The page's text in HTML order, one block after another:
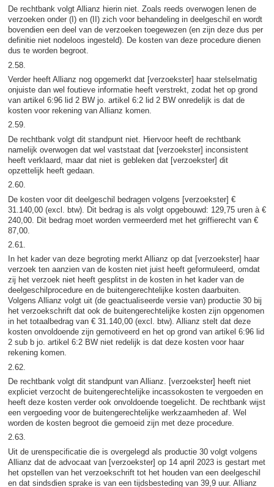
De rechtbank volgt Allianz hierin niet. Zoals reeds overwogen lenen de
verzoeken onder (I) en (II) zich voor behandeling in deelgeschil en wordt
bovendien een deel van de verzoeken toegewezen (en zijn deze dus per
definitie niet nodeloos ingesteld). De kosten van deze procedure dienen
dus te worden begroot.
2.58.
Verder heeft Allianz nog opgemerkt dat [verzoekster] haar stelselmatig
onjuiste dan wel foutieve informatie heeft verstrekt, zodat het op grond
van artikel 6:96 lid 2 BW jo. artikel 6:2 lid 2 BW onredelijk is dat de
kosten voor rekening van Allianz komen.
2.59.
De rechtbank volgt dit standpunt niet. Hiervoor heeft de rechtbank
namelijk overwogen dat wel vaststaat dat [verzoekster] inconsistent
heeft verklaard, maar dat niet is gebleken dat [verzoekster] dit
opzettelijk heeft gedaan.
2.60.
De kosten voor dit deelgeschil bedragen volgens [verzoekster] €
31.140,00 (excl. btw). Dit bedrag is als volgt opgebouwd: 129,75 uren à €
240,00. Dit bedrag moet worden vermeerderd met het griffierecht van €
87,00.
2.61.
In het kader van deze begroting merkt Allianz op dat [verzoekster] haar
verzoek ten aanzien van de kosten niet juist heeft geformuleerd, omdat
zij het verzoek niet heeft gesplitst in de kosten in het kader van de
deelgeschilprocedure en de buitengerechtelijke kosten daarbuiten.
Volgens Allianz volgt uit (de geactualiseerde versie van) productie 30 bij
het verzoekschrift dat ook de buitengerechtelijke kosten zijn opgenomen
in het totaalbedrag van € 31.140,00 (excl. btw). Allianz stelt dat deze
kosten onvoldoende zijn gemotiveerd en het op grond van artikel 6:96 lid
2 sub b jo. artikel 6:2 BW niet redelijk is dat deze kosten voor haar
rekening komen.
2.62.
De rechtbank volgt dit standpunt van Allianz. [verzoekster] heeft niet
expliciet verzocht de buitengerechtelijke incassokosten te vergoeden en
heeft deze kosten verder ook onvoldoende toegelicht. De rechtbank wijst
een vergoeding voor de buitengerechtelijke werkzaamheden af. Wel
worden de kosten begroot die gemoeid zijn met deze procedure.
2.63.
Uit de urenspecificatie die is overgelegd als productie 30 volgt volgens
Allianz dat de advocaat van [verzoekster] op 14 april 2023 is gestart met
het opstellen van het verzoekschrift tot het houden van een deelgeschil
en dat sindsdien sprake is van een tijdsbesteding van 39,9 uur. Allianz